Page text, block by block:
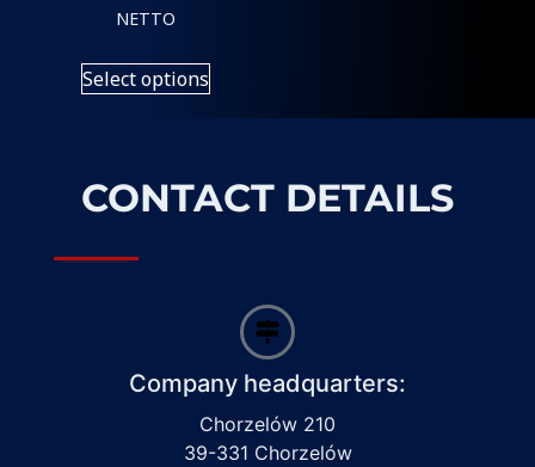
NETTO
Select options
CONTACT DETAILS
Company headquarters:
Chorzelów 210
39-331 Chorzelów